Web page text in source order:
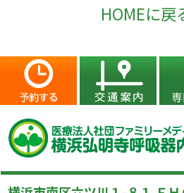
HOMEに戻